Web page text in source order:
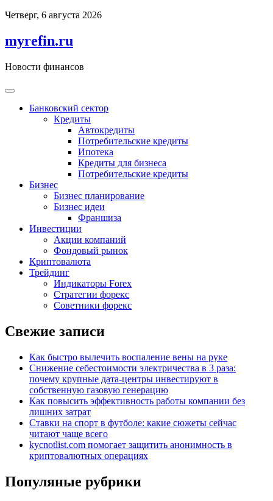
Перейти
содержимому
Четверг, 6 августа 2026
myrefin.ru
Новости финансов
Банковский сектор
Кредиты
Автокредиты
Потребительские кредиты
Ипотека
Кредиты для бизнеса
Потребительские кредиты
Бизнес
Бизнес планирование
Бизнес идеи
Франшиза
Инвестиции
Акции компаний
Фондовый рынок
Криптовалюта
Трейдинг
Индикаторы Forex
Стратегии форекс
Советники форекс
Свежие записи
Как быстро вылечить воспаление вены на руке
Снижение себестоимости электричества в 3 раза:
почему крупные дата-центры инвестируют в
собственную газовую генерацию
Как повысить эффективность работы компании без
лишних затрат
Ставки на спорт в футболе: какие сюжеты сейчас
читают чаще всего
kycnotlist.com помогает защитить анонимность в
криптовалютных операциях
Популяные рубрики